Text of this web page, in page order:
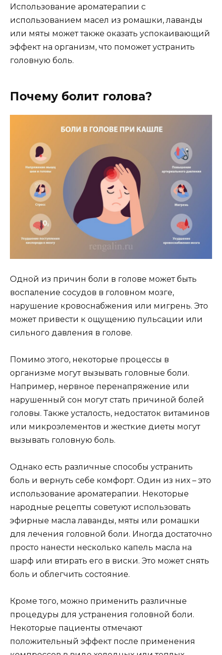
Использование ароматерапии с
использованием масел из ромашки, лаванды
или мяты может также оказать успокаивающий
эффект на организм, что поможет устранить
головную боль.
Почему болит голова?
Одной из причин боли в голове может быть
воспаление сосудов в головном мозге,
нарушение кровоснабжения или мигрень. Это
может привести к ощущению пульсации или
сильного давления в голове.
Помимо этого, некоторые процессы в
организме могут вызывать головные боли.
Например, нервное перенапряжение или
нарушенный сон могут стать причиной болей
головы. Также усталость, недостаток витаминов
или микроэлементов и жесткие диеты могут
вызывать головную боль.
Однако есть различные способы устранить
боль и вернуть себе комфорт. Один из них – это
использование ароматерапии. Некоторые
народные рецепты советуют использовать
эфирные масла лаванды, мяты или ромашки
для лечения головной боли. Иногда достаточно
просто нанести несколько капель масла на
шарф или втирать его в виски. Это может снять
боль и облегчить состояние.
Кроме того, можно применить различные
процедуры для устранения головной боли.
Некоторые пациенты отмечают
положительный эффект после применения